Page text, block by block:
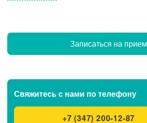
Записаться на прием
Свяжитесь с нами по телефону
+7 (347) 200-12-87